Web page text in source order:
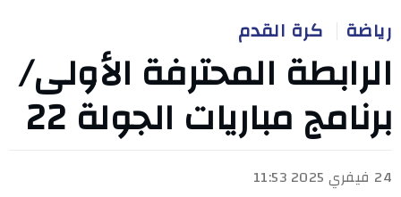
رياضة كرة القدم
الرابطة المحترفة الأولى/
برنامج مباريات الجولة 22
24 فيفري 2025 11:53